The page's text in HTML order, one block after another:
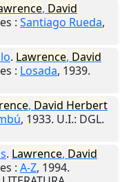
, David
: Santiago Rueda,
. Lawrence, David
: Losada, 1939.
, David Herbert
, 1933. U.I.: DGL.
. Lawrence, David
: A-Z, 1994.